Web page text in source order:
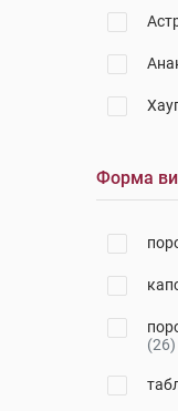
Форма
(26)